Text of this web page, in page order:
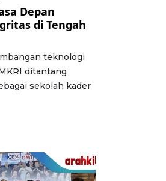
Depan
di Tengah
teknologi
ditantang
sekolah kader